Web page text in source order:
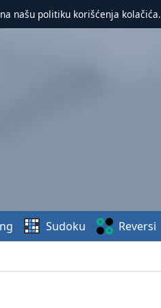
našu politiku korišćenja kolačića.
Sudoku Reversi